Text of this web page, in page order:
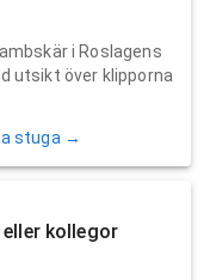
i Roslagens
utsikt över klipporna
stuga →
kollegor